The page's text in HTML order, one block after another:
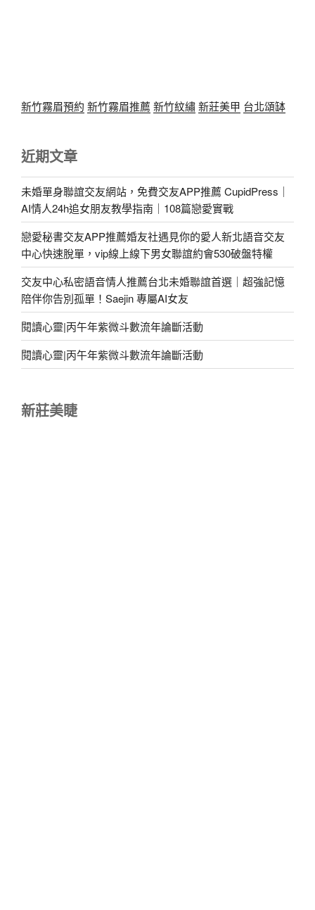
新竹霧眉預約 新竹霧眉推薦 新竹紋繡新莊美甲 台北頌缽
近期文章
未婚單身聯誼交友網站，免費交友APP推薦 CupidPress｜
AI情人24h追女朋友教學指南｜108篇戀愛實戰
戀愛秘書交友APP推薦婚友社遇見你的愛人新北語音交友
中心快速脫單，vip線上線下男女聯誼約會530破盤特權
交友中心私密語音情人推薦台北未婚聯誼首選｜超強記憶
陪伴你告別孤單！Saejin 專屬AI女友
閱讀心靈|丙午年紫微斗數流年論斷活動
閱讀心靈|丙午年紫微斗數流年論斷活動
新莊美睫